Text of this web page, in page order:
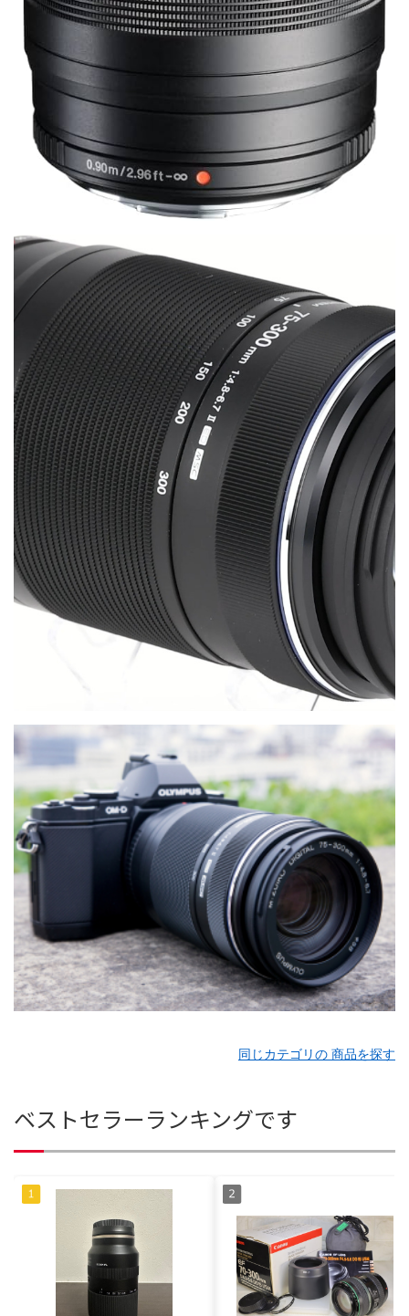
同じカテゴリの 商品を探す
ベストセラーランキングです